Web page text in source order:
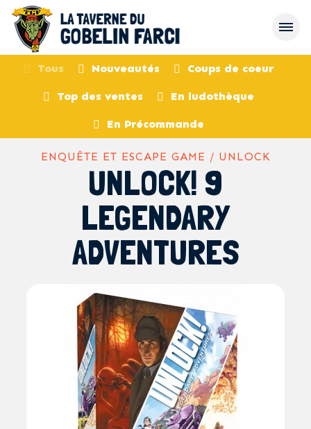
Tous Nouveautés Coups de coeur
Top des ventes En ludothèque
En Précommande
ENQUÊTE ET ESCAPE GAME / UNLOCK
UNLOCK! 9
LEGENDARY
ADVENTURES